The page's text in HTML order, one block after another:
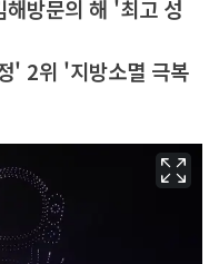
방문의 해 '최고 성
' 2위 '지방소멸 극복